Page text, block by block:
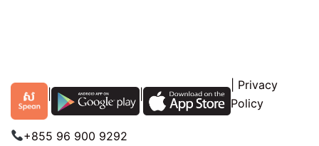
| |
Privacy
Policy
+855 96 900 9292